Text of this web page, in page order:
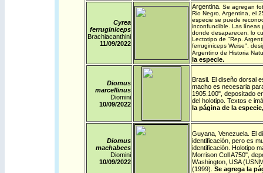
Cyrea
ferruginiceps
Brachiacanthini
11/09/2022
Argentina. Se agregan
Rio Negro, Argentina, el
especie se puede
inconfundible. Las líneas
donde desaparecen, lo
Lectotipo de "Rep.
ferruginiceps Weise",
Argentino de Historia
la especie.
Diomus
marcellinus
Diomini
10/09/2022
Brasil. El diseño dorsal
macho es necesaria
1905.100", depositado
del holotipo. Textos e
la página de la
Diomus
machabees
Diomini
10/09/2022
Guyana, Venezuela. El
identificación, pero es
identificación. Holotipo
Morrison Coll A750",
Washington, USA
(1999). Se agrega la